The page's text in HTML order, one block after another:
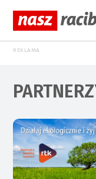
REKLAMA